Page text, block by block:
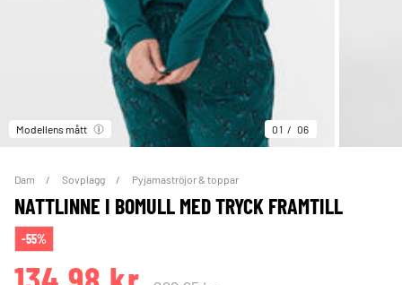
Modellens mått 01 06
Dam Sovplagg Pyjamaströjor & toppar
NATTLINNE I BOMULL MED TRYCK FRAMTILL
-55%